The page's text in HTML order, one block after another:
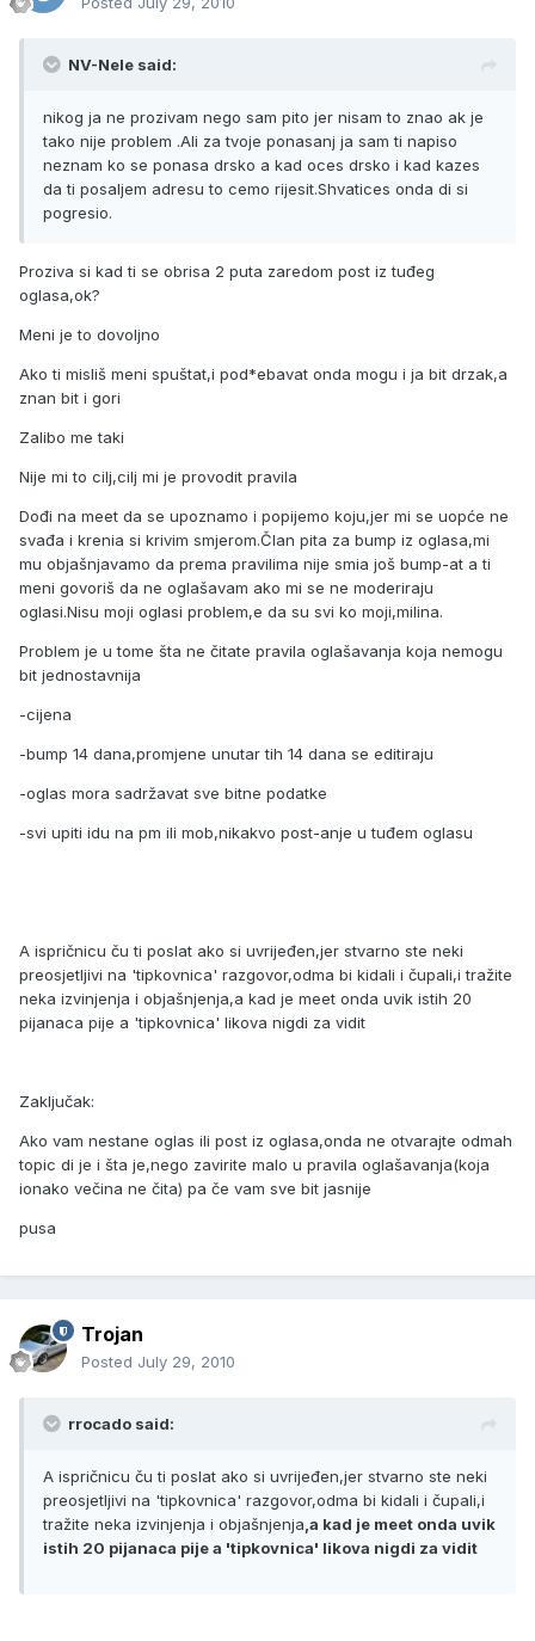
NV-Nele said:
nikog ja ne prozivam nego sam pito jer nisam to znao ak je
tako nije problem .Ali za tvoje ponasanj ja sam ti napiso
neznam ko se ponasa drsko a kad oces drsko i kad kazes
da ti posaljem adresu to cemo rijesit.Shvatices onda di si
pogresio.
Proziva si kad ti se obrisa 2 puta zaredom post iz tuđeg
oglasa,ok?
Meni je to dovoljno
Ako ti misliš meni spuštat,i pod*ebavat onda mogu i ja bit drzak,a
znan bit i gori
Zalibo me taki
Nije mi to cilj,cilj mi je provodit pravila
Dođi na meet da se upoznamo i popijemo koju,jer mi se uopće ne
svađa i krenia si krivim smjerom.Član pita za bump iz oglasa,mi
mu objašnjavamo da prema pravilima nije smia još bump-at a ti
meni govoriš da ne oglašavam ako mi se ne moderiraju
oglasi.Nisu moji oglasi problem,e da su svi ko moji,milina.
Problem je u tome šta ne čitate pravila oglašavanja koja nemogu
bit jednostavnija
-cijena
-bump 14 dana,promjene unutar tih 14 dana se editiraju
-oglas mora sadržavat sve bitne podatke
-svi upiti idu na pm ili mob,nikakvo post-anje u tuđem oglasu
A ispričnicu ču ti poslat ako si uvrijeđen,jer stvarno ste neki
preosjetljivi na 'tipkovnica' razgovor,odma bi kidali i čupali,i tražite
neka izvinjenja i objašnjenja,a kad je meet onda uvik istih 20
pijanaca pije a 'tipkovnica' likova nigdi za vidit
Zaključak:
Ako vam nestane oglas ili post iz oglasa,onda ne otvarajte odmah
topic di je i šta je,nego zavirite malo u pravila oglašavanja(koja
ionako večina ne čita) pa če vam sve bit jasnije
pusa
Trojan
Posted July 29, 2010
rrocado said:
A ispričnicu ču ti poslat ako si uvrijeđen,jer stvarno ste neki
preosjetljivi na 'tipkovnica' razgovor,odma bi kidali i čupali,i
tražite neka izvinjenja i objašnjenja,a kad je meet onda uvik
istih 20 pijanaca pije a 'tipkovnica' likova nigdi za vidit